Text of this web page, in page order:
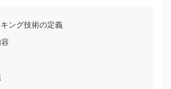
ング技術の定義